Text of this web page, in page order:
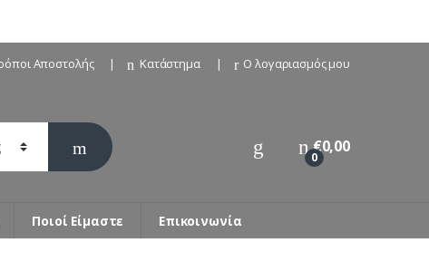
Αποστολής Κατάστημα Ο λογαριασμός μου
0
€0,00
Ποιοί Είμαστε Επικοινωνία